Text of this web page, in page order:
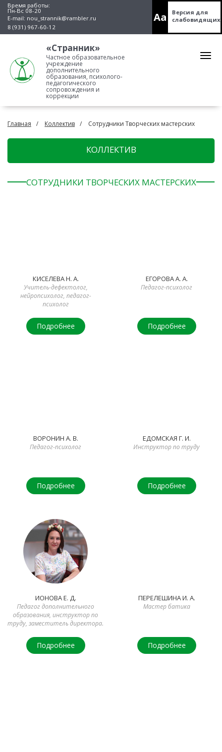
Время работы:
Пн-Вс 08-20
E-mail: nou_strannik@rambler.ru
8 (931) 967-60-12
Aa
Версия для
слабовидящих
«Странник»
Частное образовательное
учреждение
дополнительного
образования, психолого-
педагогического
сопровождения и
коррекции
Главная Коллектив Сотрудники Творческих мастерских
КОЛЛЕКТИВ
СОТРУДНИКИ ТВОРЧЕСКИХ МАСТЕРСКИХ
КИСЕЛЕВА Н. А.
Учитель-дефектолог,
нейропсихолог, педагог-
психолог
Подробнее
ЕГОРОВА А. А.
Педагог-психолог
Подробнее
ВОРОНИН А. В.
Педагог-психолог
Подробнее
ЕДОМСКАЯ Г. И.
Инструктор по труду
Подробнее
ИОНОВА Е. Д.
Педагог дополнительного
образования, инструктор по
труду, заместитель директора.
Подробнее
ПЕРЕЛЕШИНА И. А.
Мастер батика
Подробнее